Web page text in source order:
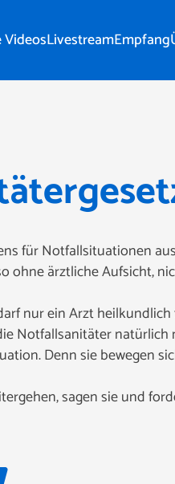
VideosLivestreamEmpfang
für Notfallsituationen
ohne ärztliche Aufsicht,
nur ein Arzt
Notfallsanitäter
Denn sie bewegen
sagen sie und